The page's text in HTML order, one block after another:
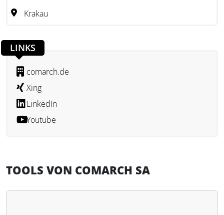
insbesondere Unternehmen aus dem Handel und der
sich an Unternehmen, die digitale Prozesse und
Geschäftsmodelle effizient umsetzen wollen.
Krakau
LINKS
comarch.de
Xing
LinkedIn
Youtube
TOOLS VON COMARCH SA